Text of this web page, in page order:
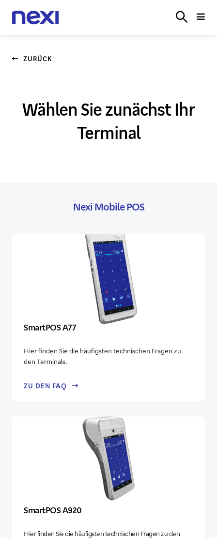
ZURÜCK
Wählen Sie zunächst Ihr
Terminal
Nexi Mobile POS
SmartPOS A77
Hier finden Sie die häufigsten technischen Fragen zu
den Terminals.
ZU DEN FAQ
SmartPOS A920
Hier finden Sie die häufigsten technischen Fragen zu den